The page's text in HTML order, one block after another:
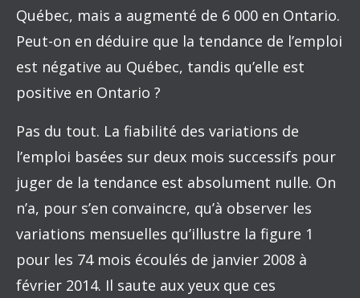
Québec, mais a augmenté de 6 000 en Ontario.
Peut-on en déduire que la tendance de l’emploi
est négative au Québec, tandis qu’elle est
positive en Ontario ?
Pas du tout. La fiabilité des variations de
l’emploi basées sur deux mois successifs pour
juger de la tendance est absolument nulle. On
n’a, pour s’en convaincre, qu’à observer les
variations mensuelles qu’illustre la figure 1
pour les 74 mois écoulés de janvier 2008 à
février 2014. Il saute aux yeux que ces